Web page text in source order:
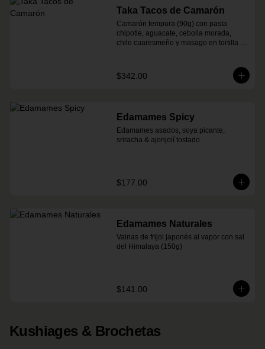
Taka Tacos de Camarón
Camarón tempura (90g) con pasta
chipotle, aguacate, cebolla morada,
chile cuaresmeño y masago en tortilla
$342.00
Edamames Spicy
Edamames asados, soya picante,
sriracha & ajonjolí tostado
$177.00
Edamames Naturales
Vainas de frijol japonés al vapor con sal
del Himalaya (150g)
$141.00
Kushiages & Brochetas